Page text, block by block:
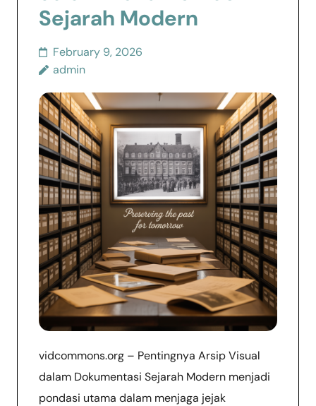
Sejarah Modern
February 9, 2026
admin
vidcommons.org – Pentingnya Arsip Visual
dalam Dokumentasi Sejarah Modern menjadi
pondasi utama dalam menjaga jejak